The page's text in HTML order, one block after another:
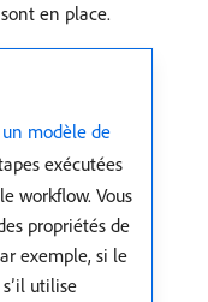
en place.
modèle de
exécutées
workflow. Vous
propriétés de
exemple, si le
utilise